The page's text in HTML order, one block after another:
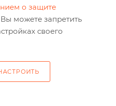
о защите
Вы можете запретить
своего